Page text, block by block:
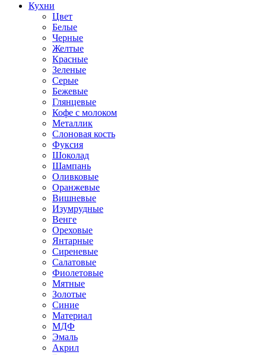
Кухни
Цвет
Белые
Черные
Желтые
Красные
Зеленые
Серые
Бежевые
Глянцевые
Кофе с молоком
Металлик
Слоновая кость
Фуксия
Шоколад
Шампань
Оливковые
Оранжевые
Вишневые
Изумрудные
Венге
Ореховые
Янтарные
Сиреневые
Салатовые
Фиолетовые
Мятные
Золотые
Синие
Материал
МДФ
Эмаль
Акрил